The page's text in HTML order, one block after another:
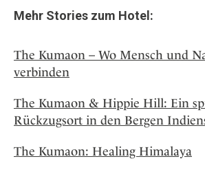
Mehr Stories zum Hotel:
The Kumaon – Wo Mensch und
verbinden
The Kumaon & Hippie Hill: Ein
Rückzugsort in den Bergen
The Kumaon: Healing Himalaya